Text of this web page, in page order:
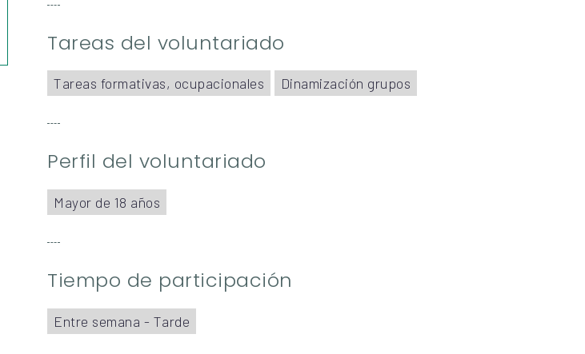
Tareas del voluntariado
Tareas formativas, ocupacionales Dinamización grupos
Perfil del voluntariado
Mayor de 18 años
Tiempo de participación
Entre semana - Tarde